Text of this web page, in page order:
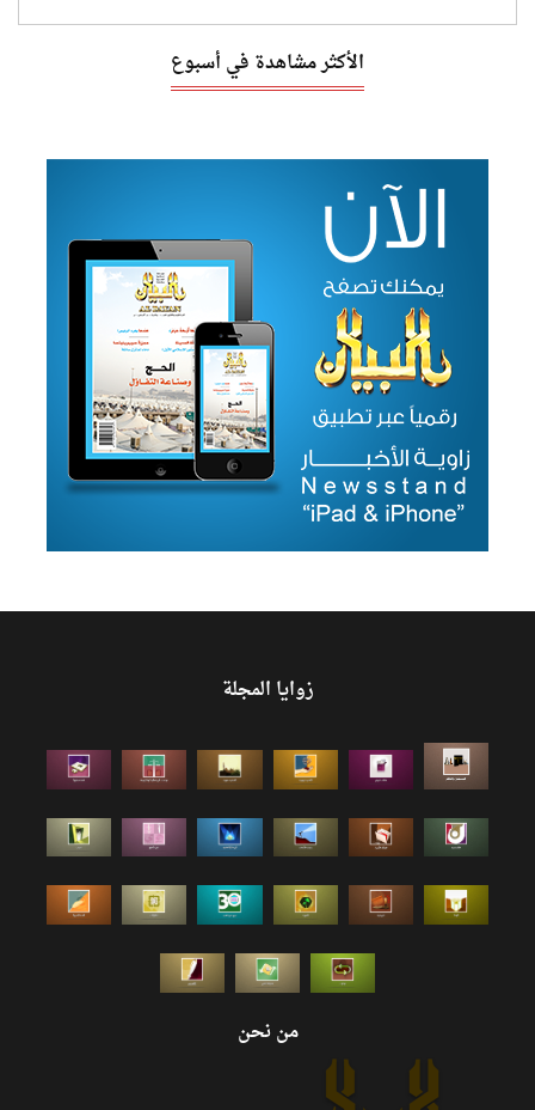
الأكثر مشاهدة في أسبوع
زوايا المجلة
من نحن